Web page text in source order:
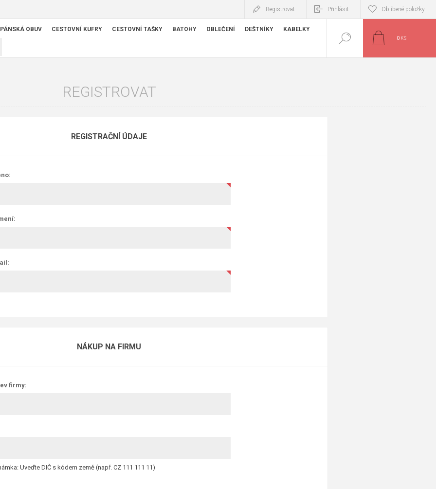
Registrovat Přihlásit Oblíbené položky
PÁNSKÁ OBUV CESTOVNÍ KUFRY CESTOVNÍ TAŠKY BATOHY OBLEČENÍ DEŠTNÍKY KABELKY
0 KS
REGISTROVAT
REGISTRAČNÍ ÚDAJE
NÁKUP NA FIRMU
firmy:
Uveďte DIČ s kódem země (např. CZ 111 111 11)